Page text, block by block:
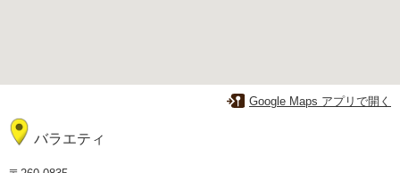
Google Maps アプリで開く
バラエティ